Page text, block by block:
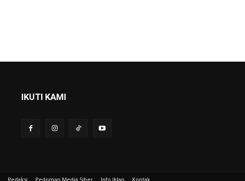
IKUTI KAMI
Redaksi Pedoman Media Siber Info Iklan Kontak